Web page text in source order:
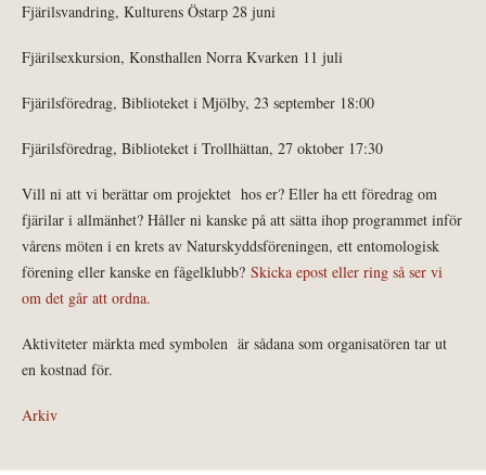
Fjärilsvandring, Kulturens Östarp 28 juni
Fjärilsexkursion, Konsthallen Norra Kvarken 11 juli
Fjärilsföredrag, Biblioteket i Mjölby, 23 september 18:00
Fjärilsföredrag, Biblioteket i Trollhättan, 27 oktober 17:30
Vill ni att vi berättar om projektet hos er? Eller ha ett föredrag om
fjärilar i allmänhet? Håller ni kanske på att sätta ihop programmet inför
vårens möten i en krets av Naturskyddsföreningen, ett entomologisk
förening eller kanske en fågelklubb? Skicka epost eller ring så ser vi
om det går att ordna.
Aktiviteter märkta med symbolen är sådana som organisatören tar ut
en kostnad för.
Arkiv